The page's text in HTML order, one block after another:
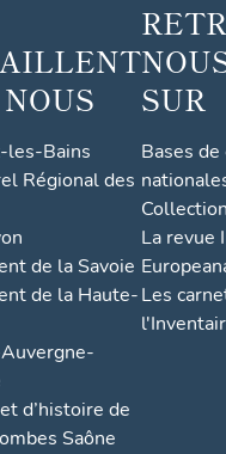
Bains
Régional des
de la Savoie
de la Haute-
d’histoire de
Saône
SUR
Bases
La revue
Les